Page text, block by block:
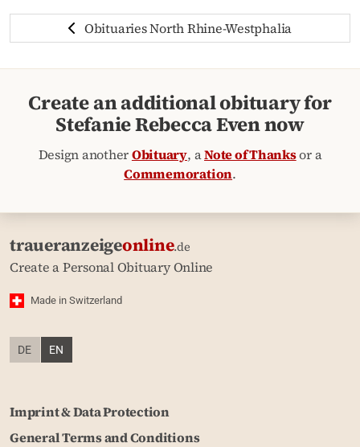
Obituaries North Rhine-Westphalia
Create an additional obituary for
Stefanie Rebecca Even now
Design anotherObituary, aNote of Thanksor a
Commemoration.
traueranzeigeonline.de
Create a Personal Obituary Online
Made in Switzerland
DE EN
Imprint & Data Protection
General Terms and Conditions